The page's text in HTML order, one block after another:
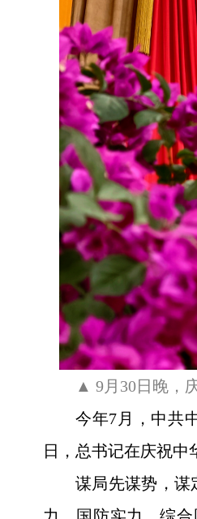
▲ 9月30日晚，
今年7月，中共
日，总书记在庆祝
谋局先谋势，谋